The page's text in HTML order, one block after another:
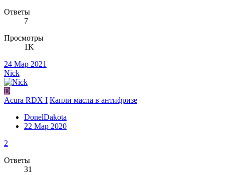
Ответы
7
Просмотры
1K
24 Мар 2021
Nick
D
Acura RDX I Капли масла в антифризе
DonelDakota
22 Мар 2020
2
Ответы
31